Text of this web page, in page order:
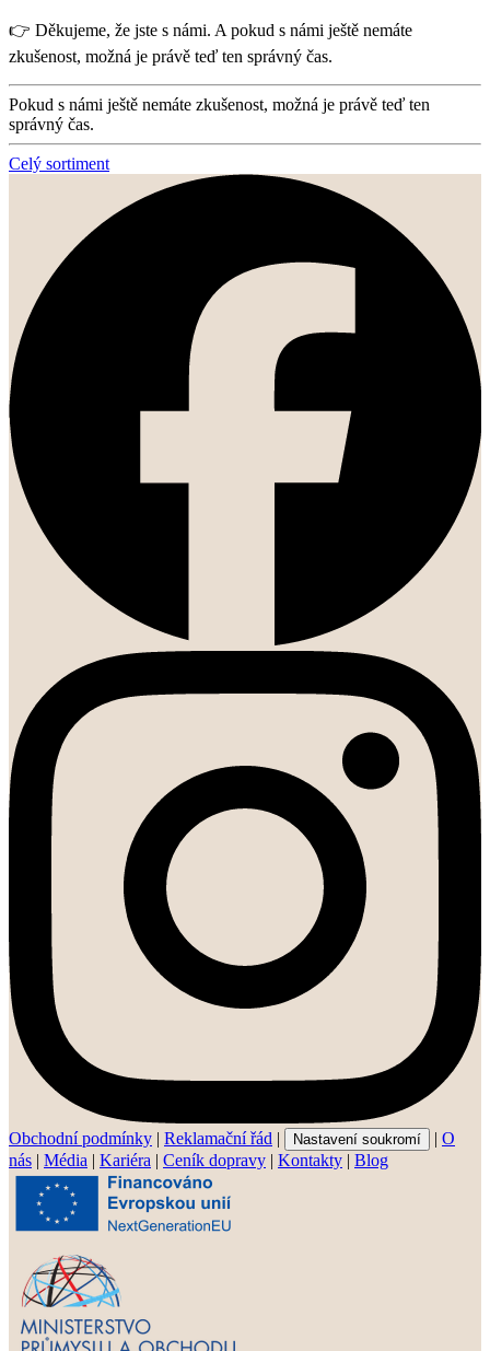
👉 Děkujeme, že jste s námi. A pokud s námi ještě nemáte
zkušenost, možná je právě teď ten správný čas.
Pokud s námi ještě nemáte zkušenost, možná je právě teď ten
správný čas.
Celý sortiment
Obchodní podmínky | Reklamační řád | Nastavení soukromí | O
nás | Média | Kariéra | Ceník dopravy | Kontakty | Blog